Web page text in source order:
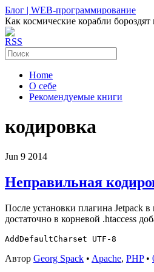
Блог | WEB-программирование
Как космические корабли
RSS
Home
О себе
Рекомендуемые книги
кодировка
Jun 9 2014
Неправильная
После установки плагина Jetpack
достаточно в корневой .htaccess
Автор Georg Spack • Apache, PHP•